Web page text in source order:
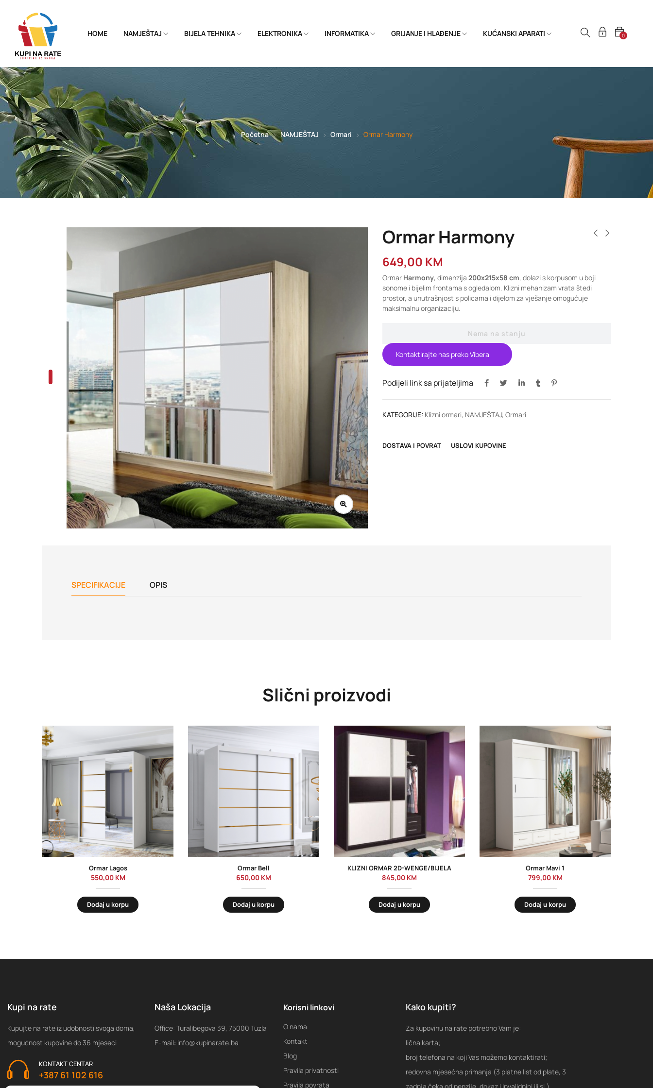
HOME NAMJEŠTAJ BIJELA TEHNIKA ELEKTRONIKA INFORMATIKA GRIJANJE I HLAĐENJE KUĆANSKI APARATI 0
Početna NAMJEŠTAJ Ormari Ormar Harmony
Ormar Harmony
649,00 KM
Ormar Harmony, dimenzija 200x215x58 cm, dolazi s korpusom u boji
sonome i bijelim frontama s ogledalom. Klizni mehanizam vrata štedi
prostor, a unutrašnjost s policama i dijelom za vješanje omogućuje
maksimalnu organizaciju.
Nema na stanju
Kontaktirajte nas preko Vibera
Podijeli link sa prijateljima
KATEGORIJE: Klizni ormari, NAMJEŠTAJ, Ormari
DOSTAVA I POVRAT USLOVI KUPOVINE
SPECIFIKACIJE OPIS
Slični proizvodi
Ormar Lagos
550,00 KM
Dodaj u korpu
Ormar Bell
650,00 KM
Dodaj u korpu
KLIZNI ORMAR 2D-WENGE/BIJELA
845,00 KM
Dodaj u korpu
Ormar Mavi 1
799,00 KM
Dodaj u korpu
Kupi na rate
Kupujte na rate iz udobnosti svoga doma,
mogućnost kupovine do 36 mjeseci
KONTAKT CENTAR
+387 61 102 616
Naša Lokacija
Office: Turalibegova 39, 75000 Tuzla
E-mail: info@kupinarate.ba
Korisni linkovi
O nama
Kontakt
Blog
Pravila privatnosti
Pravila povrata
Kako kupiti?
Za kupovinu na rate potrebno Vam je:
lična karta;
broj telefona na koji Vas možemo kontaktirati;
redovna mjesećna primanja (3 platne list od plate, 3